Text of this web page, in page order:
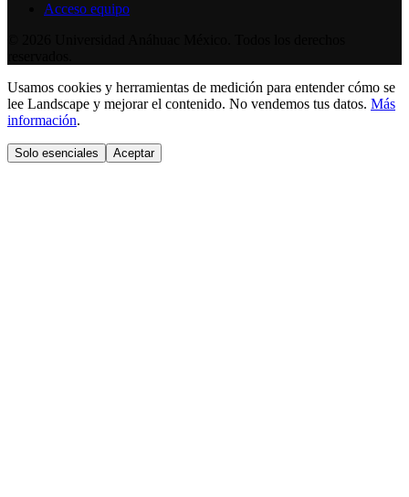
Acceso equipo
Usamos cookies y herramientas de medición para entender cómo se
lee Landscape y mejorar el contenido. No vendemos tus datos. Más
información.
Solo esenciales Aceptar